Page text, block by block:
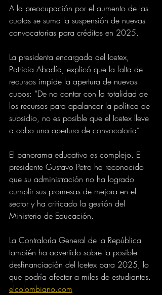
A la preocupación por el aumento de las
cuotas se suma la suspensión de nuevas
convocatorias para créditos en 2025.
La presidenta encargada del Icetex,
Patricia Abadía, explicó que la falta de
recursos impide la apertura de nuevos
cupos: “De no contar con la totalidad de
los recursos para apalancar la política de
subsidio, no es posible que el Icetex lleve
a cabo una apertura de convocatoria”.
El panorama educativo es complejo. El
presidente Gustavo Petro ha reconocido
que su administración no ha logrado
cumplir sus promesas de mejora en el
sector y ha criticado la gestión del
Ministerio de Educación.
La Contraloría General de la República
también ha advertido sobre la posible
desfinanciación del Icetex para 2025, lo
que podría afectar a miles de estudiantes.
elcolombiano.com